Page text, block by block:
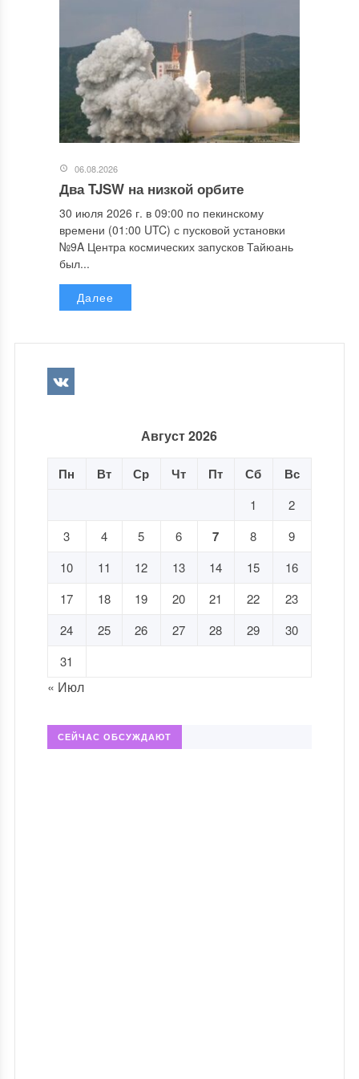
06.08.2026
Два TJSW на низкой орбите
30 июля 2026 г. в 09:00 по пекинскому
времени (01:00 UTC) с пусковой установки
№9A Центра космических запусков Тайюань
был...
Далее
Август 2026
Пн Вт Ср Чт Пт Сб Вс
1
2
3
4 5 6 7 8
9
10
11 12 13 14 15
16
17
18 19 20 21 22
23
24
25 26 27 28 29
30
31
« Июл
СЕЙЧАС ОБСУЖДАЮТ